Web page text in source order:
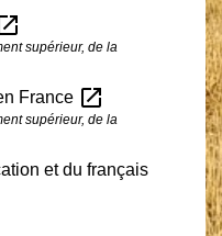
supérieur, de la
France open_in_new
supérieur, de la
et du français